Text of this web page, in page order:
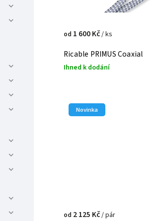
Ricable PRIMUS Coaxial
Ihned k dodání
od 1 600 Kč/ ks
Novinka
od 2 125 Kč/ pár